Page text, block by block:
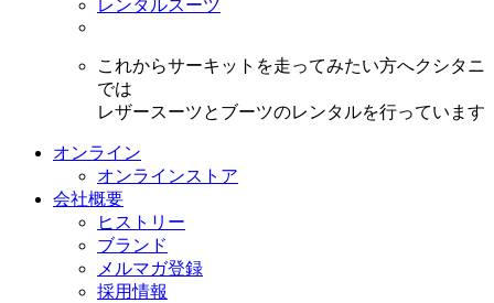
レンタルスーツ
これからサーキットを走ってみたい方へクシタニ
では
レザースーツとブーツのレンタルを行っています
オンライン
オンラインストア
会社概要
ヒストリー
ブランド
メルマガ登録
採用情報